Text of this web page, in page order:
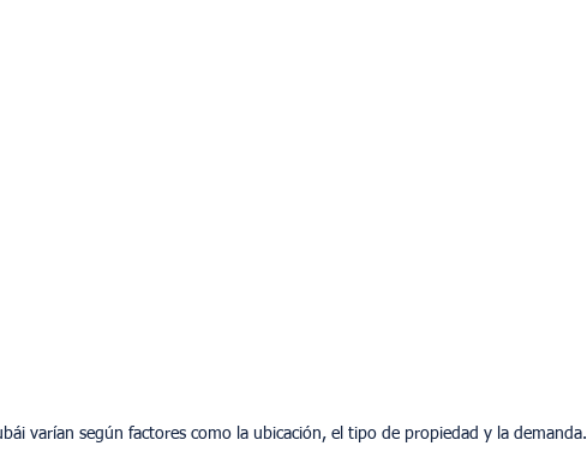
varían según factores como la ubicación, el tipo de propiedad y la demanda.